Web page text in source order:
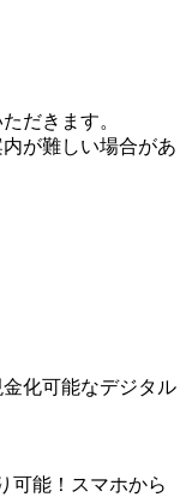
だきます。
が難しい場合があ
化可能なデジタル
可能！スマホから